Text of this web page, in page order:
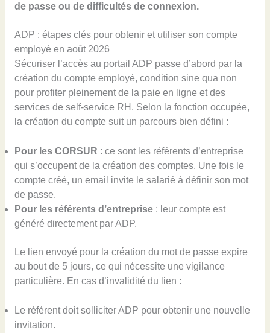
de passe ou de difficultés de connexion.
ADP : étapes clés pour obtenir et utiliser son compte
employé en août 2026
Sécuriser l’accès au portail ADP passe d’abord par la
création du compte employé, condition sine qua non
pour profiter pleinement de la paie en ligne et des
services de self-service RH. Selon la fonction occupée,
la création du compte suit un parcours bien défini :
Pour les CORSUR : ce sont les référents d’entreprise
qui s’occupent de la création des comptes. Une fois le
compte créé, un email invite le salarié à définir son mot
de passe.
Pour les référents d’entreprise: leur compte est
généré directement par ADP.
Le lien envoyé pour la création du mot de passe expire
au bout de 5 jours, ce qui nécessite une vigilance
particulière. En cas d’invalidité du lien :
Le référent doit solliciter ADP pour obtenir une nouvelle
invitation.